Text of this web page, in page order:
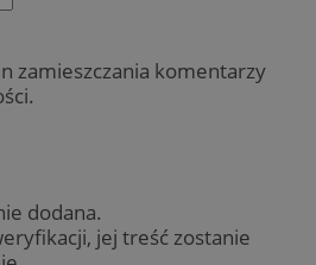
zamieszczania komentarzy
dodana.
jej treść zostanie